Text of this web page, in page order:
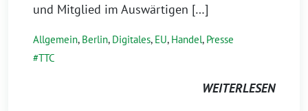
und Mitglied im Auswärtigen […]
Allgemein, Berlin, Digitales, EU, Handel, Presse
TTC
WEITERLESEN